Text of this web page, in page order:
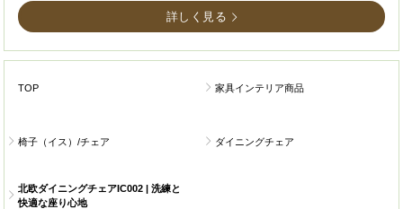
詳しく見る
TOP 家具インテリア商品
椅子（イス）/チェア ダイニングチェア
北欧ダイニングチェアIC002 | 洗練と
快適な座り心地